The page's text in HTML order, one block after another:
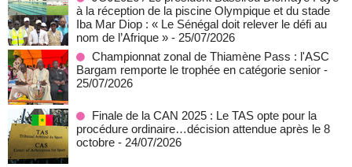
à la réception de la piscine Olympique et du stade
Iba Mar Diop : « Le Sénégal doit relever le défi au
nom de l’Afrique » - 25/07/2026
Championnat zonal de Thiamène Pass : l'ASC
Bargam remporte le trophée en catégorie senior -
25/07/2026
Finale de la CAN 2025 : Le TAS opte pour la
procédure ordinaire…décision attendue après le 8
octobre - 24/07/2026